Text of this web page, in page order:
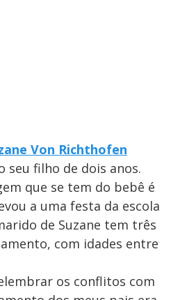
Von Richthofen
filho de dois anos.
que se tem do bebê é
a uma festa da escola
de Suzane tem três
com idades entre
os conflitos com